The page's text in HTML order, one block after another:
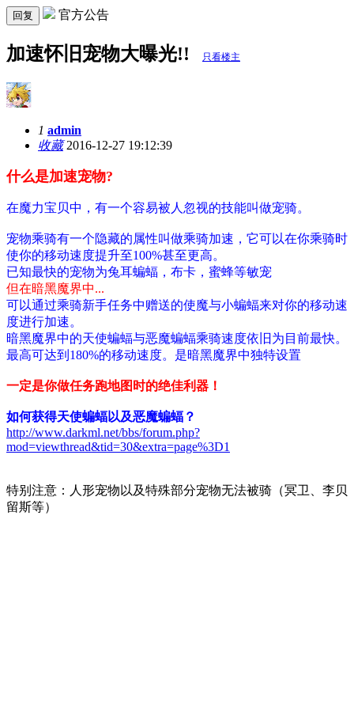
回复 官方公告
加速怀旧宠物大曝光!! 只看楼主
1 admin
收藏2016-12-27 19:12:39
什么是加速宠物?
在魔力宝贝中，有一个容易被人忽视的技能叫做宠骑。
宠物乘骑有一个隐藏的属性叫做乘骑加速，它可以在你乘骑时
使你的移动速度提升至100%甚至更高。
已知最快的宠物为兔耳蝙蝠，布卡，蜜蜂等敏宠
但在暗黑魔界中...
可以通过乘骑新手任务中赠送的使魔与小蝙蝠来对你的移动速
度进行加速。
暗黑魔界中的天使蝙蝠与恶魔蝙蝠乘骑速度依旧为目前最快。
最高可达到180%的移动速度。 是暗黑魔界中独特设置
一定是你做任务跑地图时的绝佳利器！
如何获得天使蝙蝠以及恶魔蝙蝠？
http://www.darkml.net/bbs/forum.php?
mod=viewthread&tid=30&extra=page%3D1
特别注意：人形宠物以及特殊部分宠物无法被骑（冥卫、李贝
留斯等）